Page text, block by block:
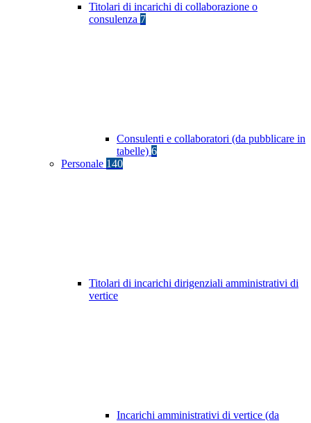
Titolari di incarichi di collaborazione o
consulenza 7
Consulenti e collaboratori (da pubblicare in
tabelle) 6
Personale 140
Titolari di incarichi dirigenziali amministrativi di
vertice
Incarichi amministrativi di vertice (da